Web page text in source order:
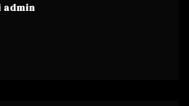
admin